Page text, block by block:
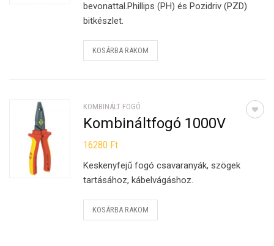
bevonattal.Phillips (PH) és Pozidriv (PZD)
bitkészlet.
KOSÁRBA RAKOM
KOMBINÁLT FOGÓ
Kombináltfogó 1000V
16280 Ft
Keskenyfejű fogó csavaranyák, szögek
tartásához, kábelvágáshoz.
KOSÁRBA RAKOM